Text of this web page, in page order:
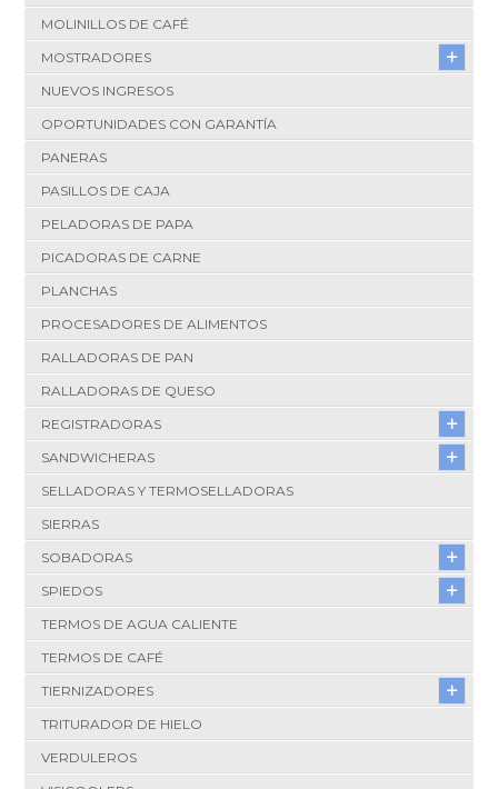
MOLINILLOS DE CAFÉ
MOSTRADORES
NUEVOS INGRESOS
OPORTUNIDADES CON GARANTÍA
PANERAS
PASILLOS DE CAJA
PELADORAS DE PAPA
PICADORAS DE CARNE
PLANCHAS
PROCESADORES DE ALIMENTOS
RALLADORAS DE PAN
RALLADORAS DE QUESO
REGISTRADORAS
SANDWICHERAS
SELLADORAS Y TERMOSELLADORAS
SIERRAS
SOBADORAS
SPIEDOS
TERMOS DE AGUA CALIENTE
TERMOS DE CAFÉ
TIERNIZADORES
TRITURADOR DE HIELO
VERDULEROS